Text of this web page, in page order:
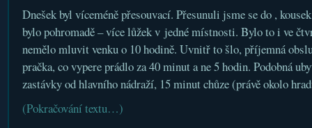
Dnešek byl víceméně přesouvací. Přesunuli jsme se do ,
bylo pohromadě – více lůžek v jedné místnosti. Bylo to i ve
nemělo mluvit venku o 10 hodině. Uvnitř to šlo, příjemná
pračka, co vypere prádlo za 40 minut a ne 5 hodin. Podobná
zastávky od hlavního nádraží, 15 minut chůze (právě okolo
(Pokračování textu…)